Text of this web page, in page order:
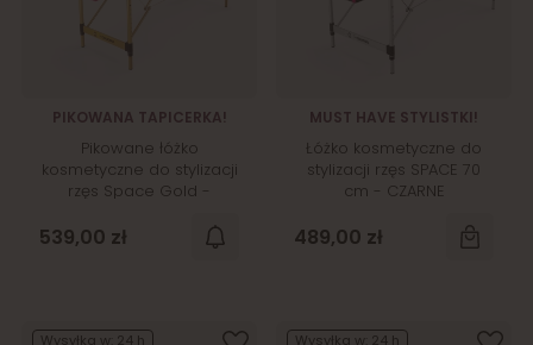
PIKOWANA TAPICERKA!
Pikowane łóżko
kosmetyczne do stylizacji
rzęs Space Gold -
539,00 zł
MUST HAVE STYLISTKI!
Łóżko kosmetyczne do
stylizacji rzęs SPACE 70
cm - CZARNE
489,00 zł
Wysyłka w: 24 h Wysyłka w: 24 h